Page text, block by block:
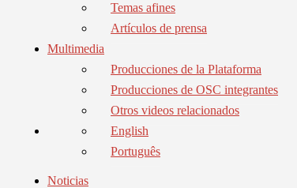
Temas afines
Artículos de prensa
Multimedia
Producciones de la Plataforma
Producciones de OSC integrantes
Otros videos relacionados
English
Português
Noticias